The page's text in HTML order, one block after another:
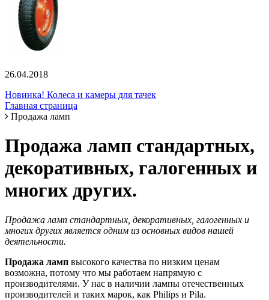
26.04.2018
Новинка! Колеса и камеры для тачек
Главная страница
Продажа ламп
Продажа ламп стандартных,
декоративных, галогенных и
многих других.
Продажа ламп стандартных, декоративных, галогенных и
многих других является одним из основных видов нашей
деятельности.
Продажа ламп высокого качества по низким ценам
возможна, потому что мы работаем напрямую с
производителями. У нас в наличии лампы отечественных
производителей и таких марок, как Philips и Pila.